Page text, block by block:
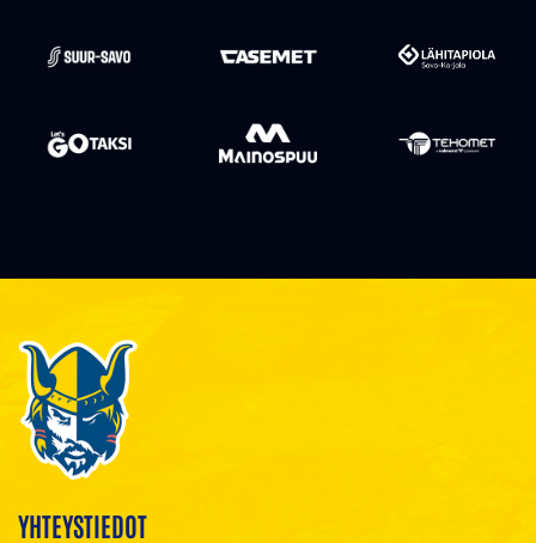
YHTEYSTIEDOT